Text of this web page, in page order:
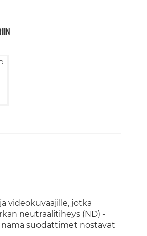
videokuvaajille, jotka
neutraalitiheys (ND) -
suodattimet nostavat